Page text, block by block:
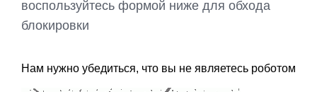
воспользуйтесь формой ниже для обхода
блокировки
Нам нужно убедиться, что вы не являетесь роботом